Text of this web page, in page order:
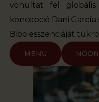
vonultat fel globális
koncepció Dani García
Bibo esszenciáját
MENÜ NOON